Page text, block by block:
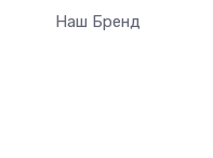
Наш Бренд